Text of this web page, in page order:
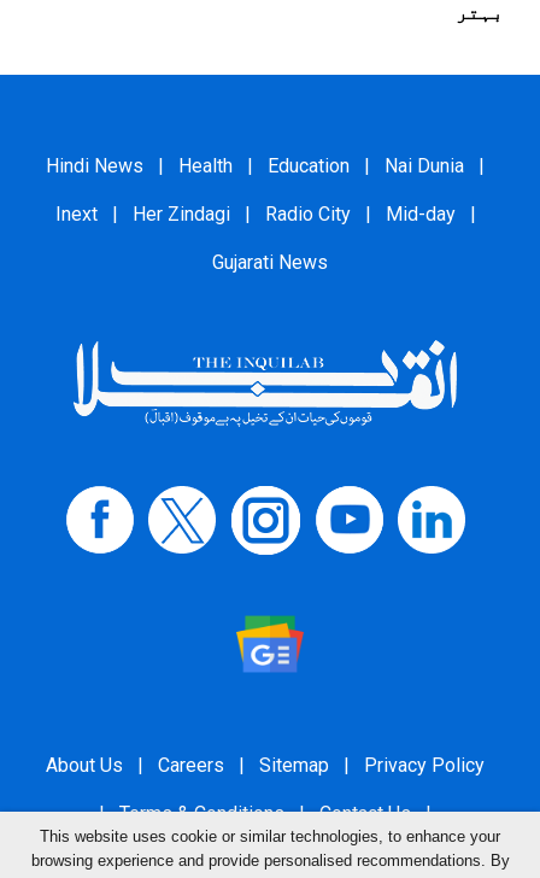
بہتر
Hindi News | Health | Education | Nai Dunia |
Inext | Her Zindagi | Radio City | Mid-day |
Gujarati News
About Us | Careers | Sitemap | Privacy Policy
| Terms & Conditions | Contact Us |
Grievance Redressal
This website uses cookie or similar technologies, to enhance your
browsing experience and provide personalised recommendations. By